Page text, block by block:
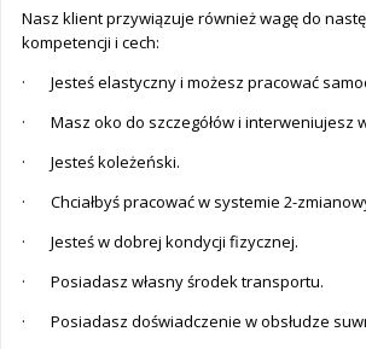
Nasz klient przywiązuje również wagę do
kompetencji i cech:
· Jesteś elastyczny i możesz pracować
· Masz oko do szczegółów i interweniujesz
· Jesteś koleżeński.
· Chciałbyś pracować w systemie 2-
· Jesteś w dobrej kondycji fizycznej.
· Posiadasz własny środek transportu.
· Posiadasz doświadczenie w obsłudze